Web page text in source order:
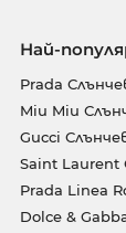
Най-
Prada
Miu Miu
Gucci
Saint Laurent
Prada Linea
Dolce &